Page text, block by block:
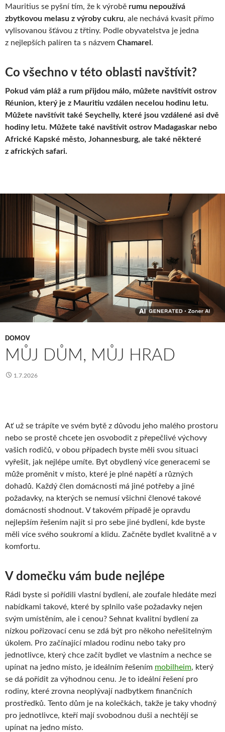
Mauritius se pyšní tím, že k výrobě rumu nepoužívá
zbytkovou melasu z výroby cukru, ale nechává kvasit přímo
vylisovanou šťávou z třtiny. Podle obyvatelstva je jedna
z nejlepších palíren ta s názvem Chamarel .
Co všechno v této oblasti navštívit?
Pokud vám pláž a rum přijdou málo, můžete navštívit ostrov
Réunion, který je z Mauritiu vzdálen necelou hodinu letu.
Můžete navštívit také Seychelly, které jsou vzdálené asi dvě
hodiny letu. Můžete také navštívit ostrov Madagaskar nebo
Africké Kapské město, Johannesburg, ale také některé
z afrických safari.
DOMOV
MŮJ DŮM, MŮJ HRAD
1.7.2026
Ať už se trápíte ve svém bytě z důvodu jeho malého prostoru
nebo se prostě chcete jen osvobodit z přepečlivé výchovy
vašich rodičů, v obou případech byste měli svou situaci
vyřešit, jak nejlépe umíte. Byt obydlený více generacemi se
může proměnit v místo, které je plné napětí a různých
dohadů. Každý člen domácnosti má jiné potřeby a jiné
požadavky, na kterých se nemusí všichni členové takové
domácnosti shodnout. V takovém případě je opravdu
nejlepším řešením najít si pro sebe jiné bydlení, kde byste
měli více svého soukromí a klidu. Začněte bydlet kvalitně a v
komfortu.
V domečku vám bude nejlépe
Rádi byste si pořídili vlastní bydlení, ale zoufale hledáte mezi
nabídkami takové, které by splnilo vaše požadavky nejen
svým umístěním, ale i cenou? Sehnat kvalitní bydlení za
nízkou pořizovací cenu se zdá být pro někoho neřešitelným
úkolem. Pro začínající mladou rodinu nebo taky pro
jednotlivce, který chce začít bydlet ve vlastním a nechce se
upínat na jedno místo, je ideálním řešením mobilheim, který
se dá pořídit za výhodnou cenu. Je to ideální řešení pro
rodiny, které zrovna neoplývají nadbytkem finančních
prostředků. Tento dům je na kolečkách, takže je taky vhodný
pro jednotlivce, kteří mají svobodnou duši a nechtějí se
upínat na jedno místo.